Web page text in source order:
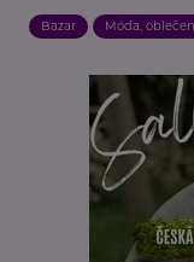
Bazar Móda,